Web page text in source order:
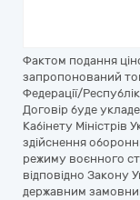
Фактом подання
запропонований
Федерації/
Договір буде
Кабінету Міністрів
здійснення
режиму воєнного
відповідно Закону
державним